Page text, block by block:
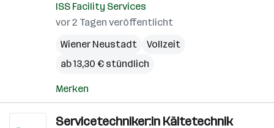
ISS Facility Services
vor 2 Tagen veröffentlicht
Wiener Neustadt
Vollzeit
ab 13,30 € stündlich
Merken
Servicetechniker:in Kältetechnik